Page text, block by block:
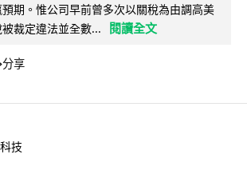
期。惟公司早前曾多次以關稅為由調高美
裁定違法並全數...
閱讀全文
分享
技